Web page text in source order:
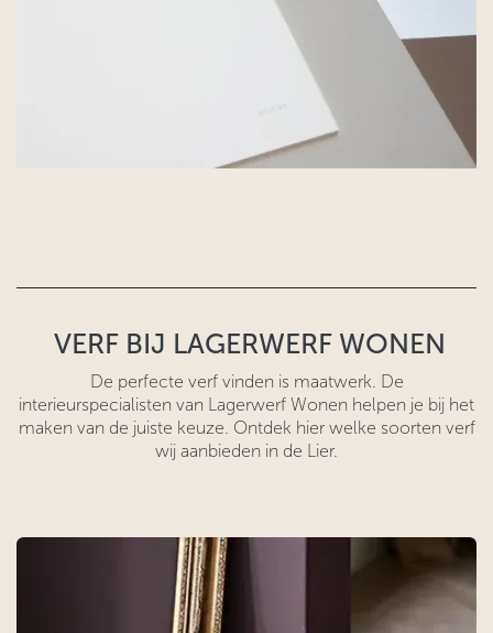
VERF BIJ LAGERWERF WONEN
De perfecte verf vinden is maatwerk. De
interieurspecialisten van Lagerwerf Wonen helpen je bij het
maken van de juiste keuze. Ontdek hier welke soorten verf
wij aanbieden in de Lier.